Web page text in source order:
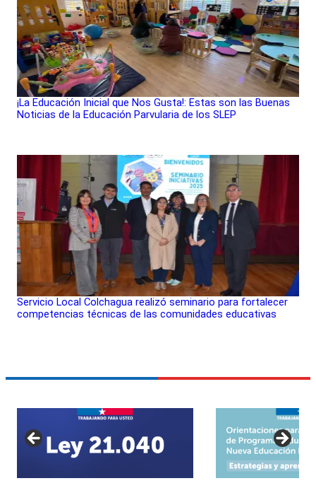
¡La Educación Inicial que Nos Gusta!: Estas son las Buenas
Noticias de la Educación Parvularia de los SLEP
Servicio Local Colchagua realizó seminario para fortalecer
competencias técnicas de las comunidades educativas